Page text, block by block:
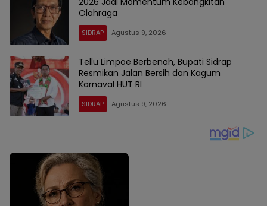
Olahraga
SIDRAP Agustus 9, 2026
Tellu Limpoe Berbenah, Bupati Sidrap
Resmikan Jalan Bersih dan Kagum
Karnaval HUT RI
SIDRAP Agustus 9, 2026